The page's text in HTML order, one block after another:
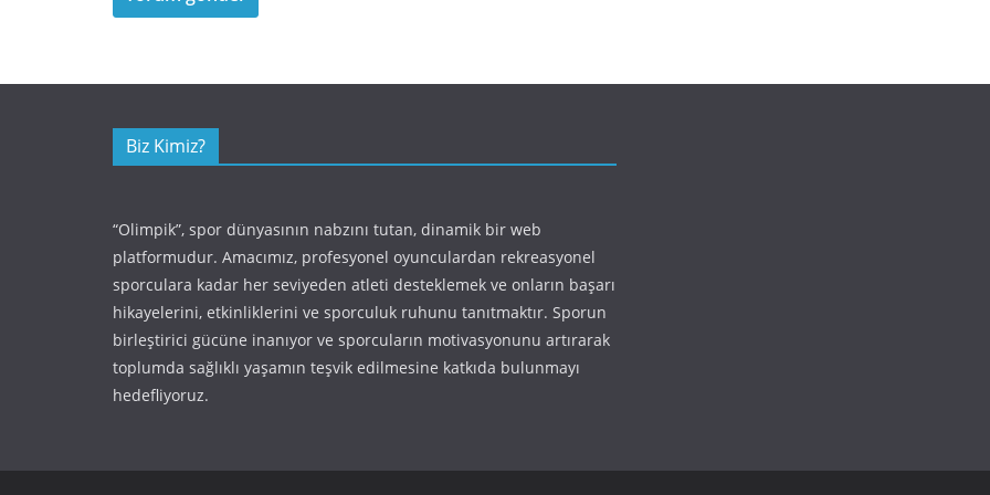
Biz Kimiz?
“Olimpik”, spor dünyasının nabzını tutan, dinamik bir web
platformudur. Amacımız, profesyonel oyunculardan rekreasyonel
sporculara kadar her seviyeden atleti desteklemek ve onların başarı
hikayelerini, etkinliklerini ve sporculuk ruhunu tanıtmaktır. Sporun
birleştirici gücüne inanıyor ve sporcuların motivasyonunu artırarak
toplumda sağlıklı yaşamın teşvik edilmesine katkıda bulunmayı
hedefliyoruz.